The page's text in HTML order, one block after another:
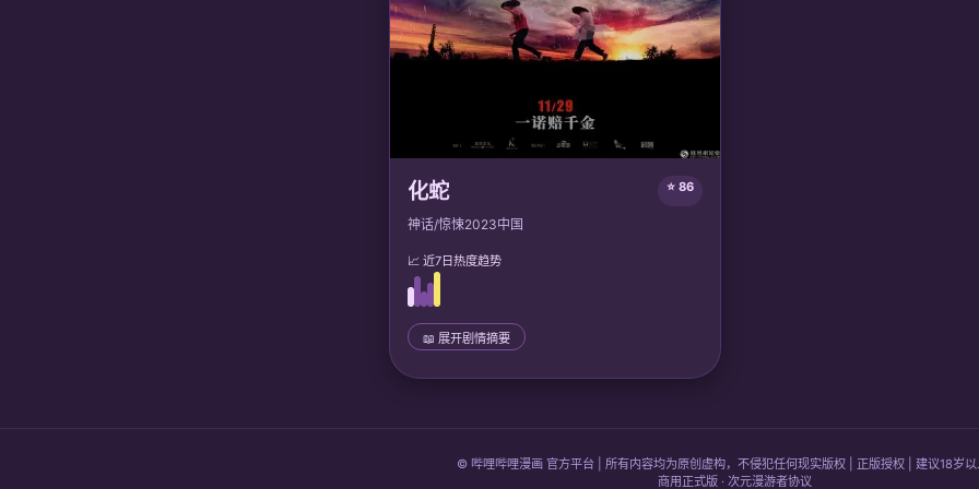
化蛇 ⭐ 86
神话/惊悚2023中国
📈 近7日热度趋势
📖 展开剧情摘要
© 哔哩哔哩漫画 官方平台 | 所有内容均为原创虚构，不侵犯任何现实版权 | 正版授权 | 建议18岁以
商用正式版 · 次元漫游者协议